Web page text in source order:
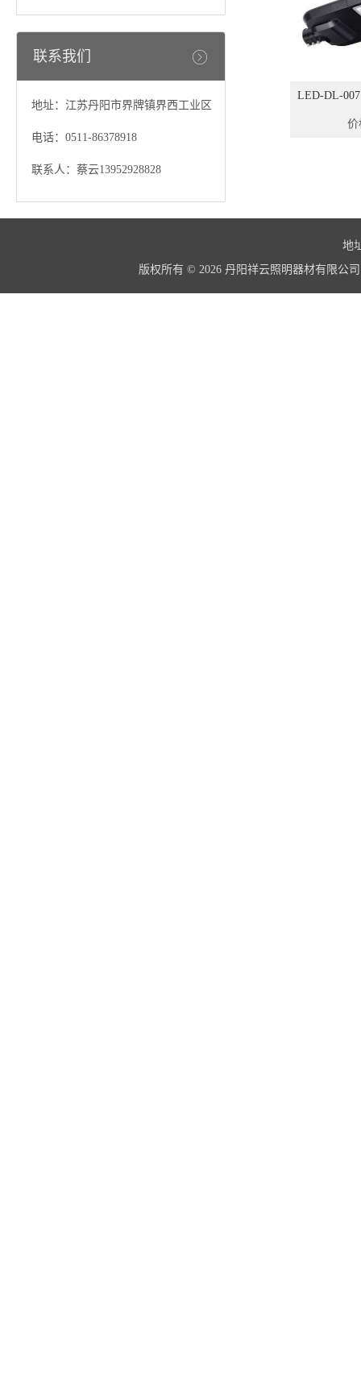
联系我们
地址：江苏丹阳市界牌镇界西工业区
电话：0511-86378918
联系人：蔡云13952928828
LED-DL-
价
地
版权所有 © 2026 丹阳祥云照明器材有限公